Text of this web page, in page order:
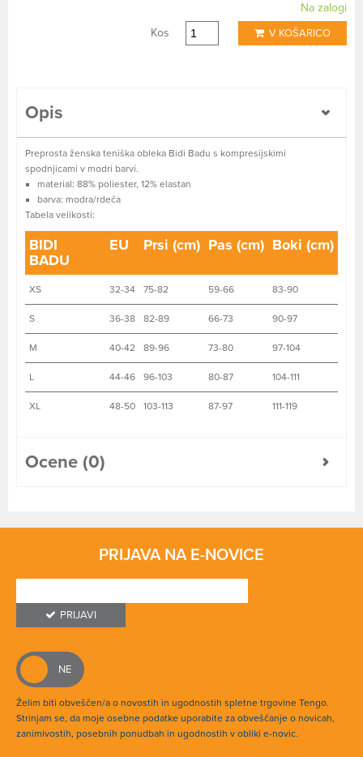
Na zalogi
Kos
V KOŠARICO
Opis
Preprosta ženska teniška obleka Bidi Badu s kompresijskimi
spodnjicami v modri barvi.
material: 88% poliester, 12% elastan
barva: modra/rdeča
Tabela velikosti:
BIDI
BADU
EU Prsi (cm) Pas (cm) Boki (cm)
XS 32-34 75-82 59-66 83-90
S 36-38 82-89 66-73 90-97
M 40-42 89-96 73-80 97-104
L 44-46 96-103 80-87 104-111
XL 48-50 103-113 87-97 111-119
Ocene (0)
PRIJAVA NA E-NOVICE
PRIJAVI
Želim biti obveščen/a o novostih in ugodnostih spletne trgovine Tengo.
Strinjam se, da moje osebne podatke uporabite za obveščanje o novicah,
zanimivostih, posebnih ponudbah in ugodnostih v obliki e-novic.